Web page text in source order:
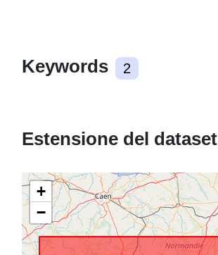
Keywords 2
Estensione del dataset
+
−